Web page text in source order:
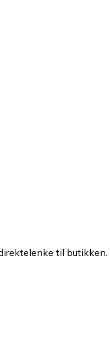
til butikken.